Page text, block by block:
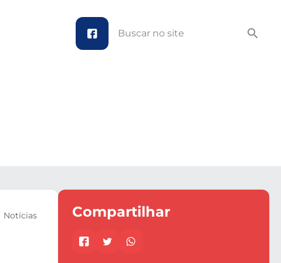
facebook
Notícias Compartilhar